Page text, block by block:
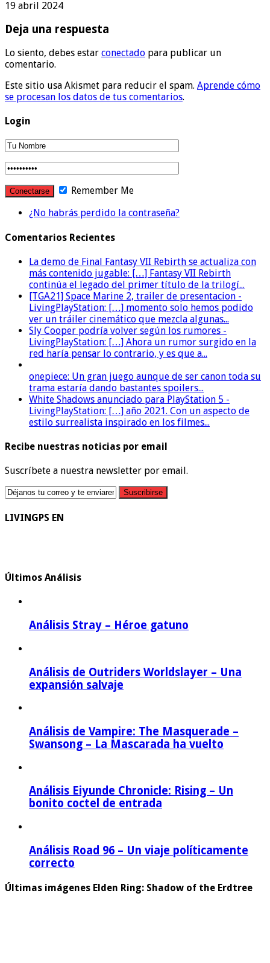
19 abril 2024
Deja una respuesta
Lo siento, debes estar conectado para publicar un
comentario.
Este sitio usa Akismet para reducir el spam. Aprende cómo
se procesan los datos de tus comentarios.
Login
Remember Me
¿No habrás perdido la contraseña?
Comentarios Recientes
La demo de Final Fantasy VII Rebirth se actualiza con
más contenido jugable: […] Fantasy VII Rebirth
continúa el legado del primer título de la trilogí...
[TGA21] Space Marine 2, trailer de presentacion -
LivingPlayStation: […] momento solo hemos podido
ver un tráiler cinemático que mezcla algunas...
Sly Cooper podría volver según los rumores -
LivingPlayStation: […] Ahora un rumor surgido en la
red haría pensar lo contrario, y es que a...
onepiece: Un gran juego aunque de ser canon toda su
trama estaría dando bastantes spoilers...
White Shadows anunciado para PlayStation 5 -
LivingPlayStation: […] año 2021. Con un aspecto de
estilo surrealista inspirado en los filmes...
Recibe nuestras noticias por email
Suscríbete a nuestra newsletter por email.
LIVINGPS EN
Últimos Análisis
Análisis Stray – Héroe gatuno
Análisis de Outriders Worldslayer – Una
expansión salvaje
Análisis de Vampire: The Masquerade –
Swansong – La Mascarada ha vuelto
Análisis Eiyunde Chronicle: Rising – Un
bonito coctel de entrada
Análisis Road 96 – Un viaje políticamente
correcto
Últimas imágenes Elden Ring: Shadow of the Erdtree